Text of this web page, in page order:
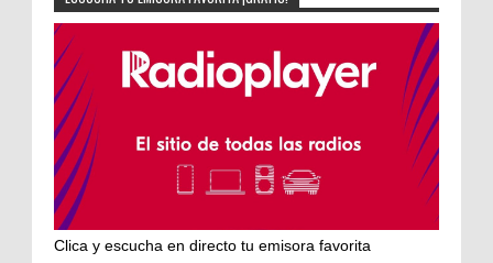
Clica y escucha en directo tu emisora favorita